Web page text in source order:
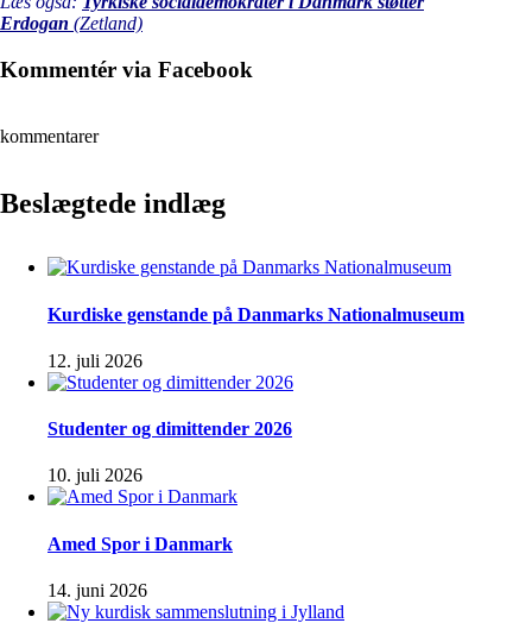
Erdogan (Zetland)
Kommentér via Facebook
kommentarer
Beslægtede indlæg
Kurdiske genstande på Danmarks Nationalmuseum
12. juli 2026
Studenter og dimittender 2026
10. juli 2026
Amed Spor i Danmark
14. juni 2026